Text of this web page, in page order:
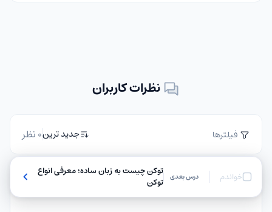
نظرات کاربران
فیلترها جدید ترین0 نظر
خواندم درس بعدی
توکن چیست به زبان ساده؛ معرفی انواع
توکن